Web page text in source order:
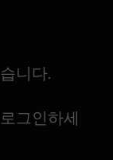
니다.
그인하세